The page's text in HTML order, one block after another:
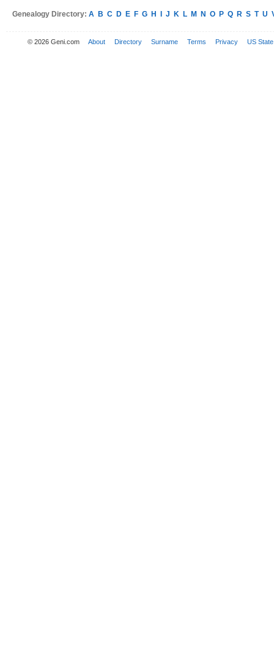
Genealogy Directory: A B C D E F G H J K L M N O P Q R S T U
© 2026 Geni.com About Directory Surname Terms Privacy US